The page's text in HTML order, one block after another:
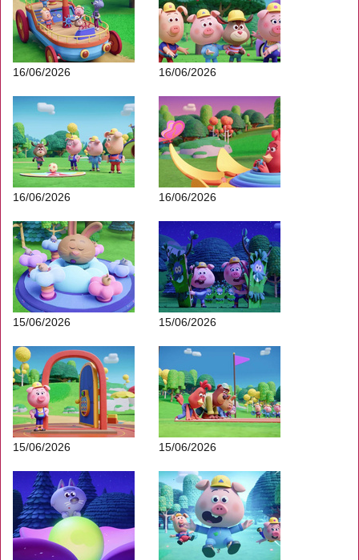
16/06/2026 16/06/2026
16/06/2026 16/06/2026
15/06/2026 15/06/2026
15/06/2026 15/06/2026